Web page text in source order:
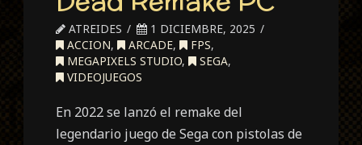
ATREIDES
1 DICIEMBRE, 2025
ACCION, ARCADE, FPS,
MEGAPIXELS STUDIO, SEGA,
VIDEOJUEGOS
En 2022 se lanzó el remake del
legendario juego de Sega con pistolas de